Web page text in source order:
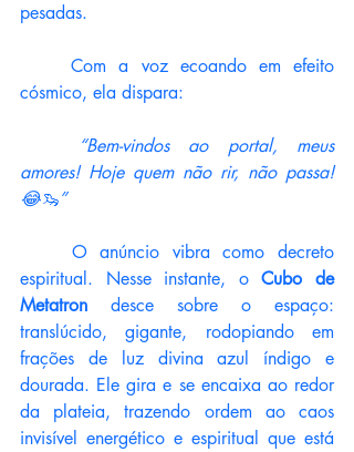
pesadas.
	Com a voz ecoando em efeito
cósmico, ela dispara:
amores! Hoje quem não rir, não passa!
😂🦦”
espiritual. Nesse instante, o Cubo de
Metatron desce sobre o espaço:
translúcido, gigante, rodopiando em
frações de luz divina azul índigo e
dourada. Ele gira e se encaixa ao redor
da plateia, trazendo ordem ao caos
invisível energético e espiritual que está